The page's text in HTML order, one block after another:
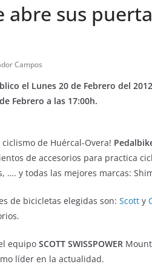
abre sus
Campos
el Lunes 20 de Febrero del
Febrero a las 17:00h.
de Huércal-Overa!
de accesorios para practica
…. y todas las mejores marcas:
de bicicletas elegidas son: Scott y
equipo SCOTT SWISSPOWER
líder en la actualidad.